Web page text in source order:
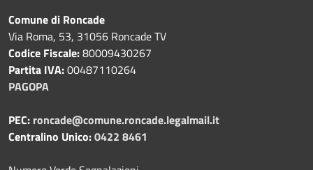
Comune di Roncade
Via Roma, 53, 31056 Roncade TV
Codice Fiscale:80009430267
Partita IVA:00487110264
PAGOPA
PEC: roncade@comune.roncade.legalmail.it
Centralino Unico:0422 8461